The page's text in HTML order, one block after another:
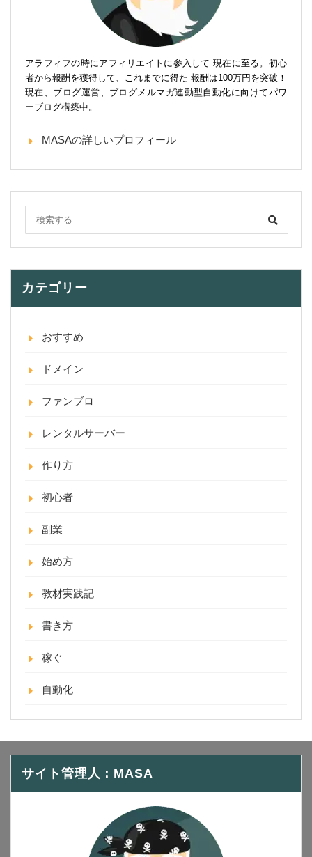
アラフィフの時にアフィリエイトに参入して 現在に至る。初心
者から報酬を獲得して、これまでに得た 報酬は100万円を突破！
現在、ブログ運営、ブログメルマガ連動型自動化に向けてパワ
ーブログ構築中。
MASAの詳しいプロフィール
カテゴリー
おすすめ
ドメイン
ファンブロ
レンタルサーバー
作り方
初心者
副業
始め方
教材実践記
書き方
稼ぐ
自動化
サイト管理人：MASA